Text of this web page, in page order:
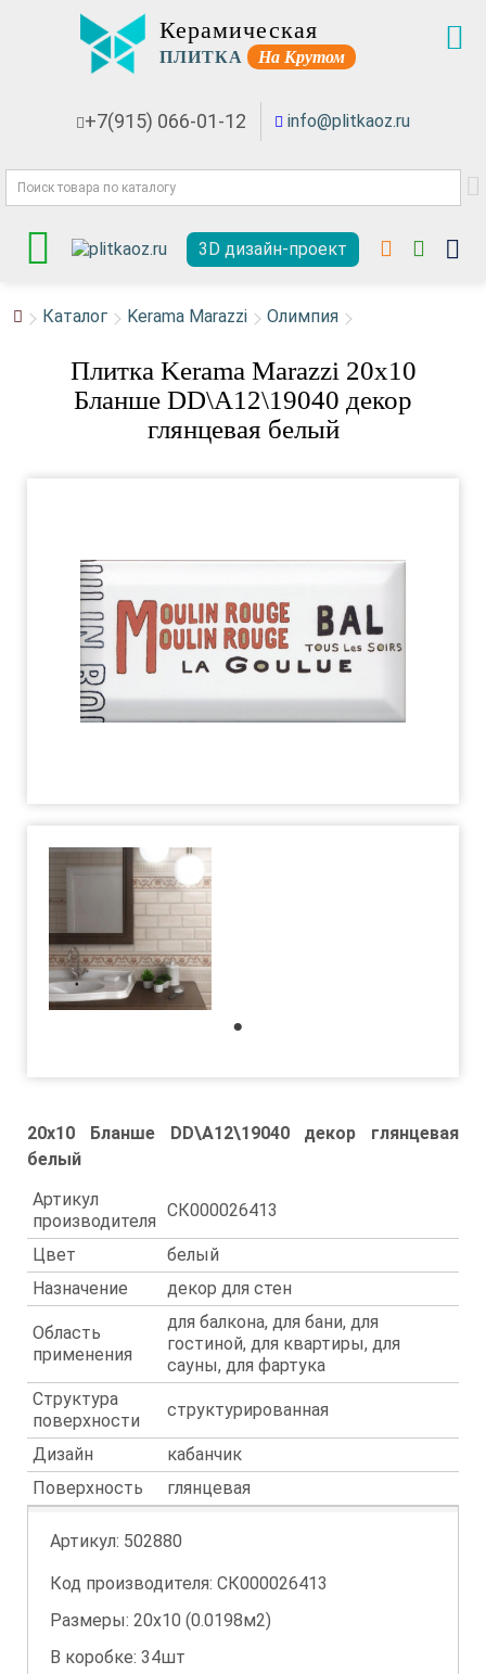
Керамическая
ПЛИТКА На Крутом
+7(915) 066-01-12 info@plitkaoz.ru
3D дизайн-проект
Каталог Kerama Marazzi Олимпия
Плитка Kerama Marazzi 20x10
Бланше DD\A12\19040 декор
глянцевая белый
20x10 Бланше DD\A12\19040 декор глянцевая
белый
Артикул
производителя
СК000026413
Цвет
белый
Назначение
декор для стен
Область
применения
для балкона, для бани, для
гостиной, для квартиры, для
сауны, для фартука
Структура
поверхности
структурированная
Дизайн
кабанчик
Поверхность
глянцевая
Артикул: 502880
Код производителя: СК000026413
Размеры: 20х10 (0.0198м2)
В коробке: 34шт